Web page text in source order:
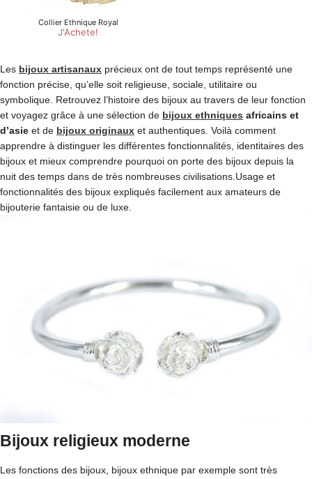
Les bijoux artisanaux précieux ont de tout temps représenté une
fonction précise, qu’elle soit religieuse, sociale, utilitaire ou
symbolique. Retrouvez l’histoire des bijoux au travers de leur fonction
et voyagez grâce à une sélection de bijoux ethniques africains et
d’asie et de bijoux originaux et authentiques. Voilà comment
apprendre à distinguer les différentes fonctionnalités, identitaires des
bijoux et mieux comprendre pourquoi on porte des bijoux depuis la
nuit des temps dans de très nombreuses civilisations.Usage et
fonctionnalités des bijoux expliqués facilement aux amateurs de
bijouterie fantaisie ou de luxe.
Bijoux religieux moderne
Les fonctions des bijoux, bijoux ethnique par exemple sont très